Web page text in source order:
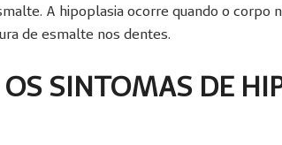
A hipoplasia ocorre quando o corpo
de esmalte nos dentes.
SINTOMAS DE